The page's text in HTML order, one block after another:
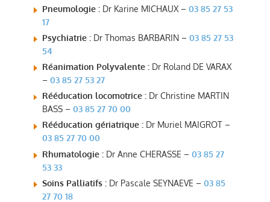
Pneumologie :Dr Karine MICHAUX – 03 85 27 53
17
Psychiatrie :Dr Thomas BARBARIN – 03 85 27 53
54
Réanimation Polyvalente :Dr Roland DE VARAX
– 03 85 27 53 27
Rééducation locomotrice :Dr Christine MARTIN
BASS – 03 85 27 70 00
Rééducation gériatrique :Dr Muriel MAIGROT –
03 85 27 70 00
Rhumatologie :Dr Anne CHERASSE – 03 85 27
53 33
Soins Palliatifs :Dr Pascale SEYNAEVE – 03 85
27 70 18